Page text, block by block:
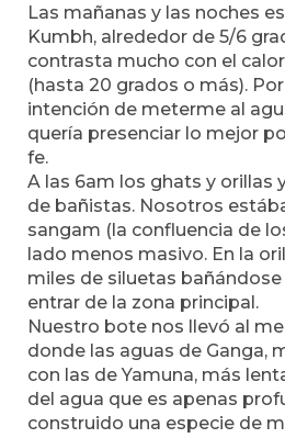
Las mañanas y las noches
Kumbh, alrededor de 5/6
contrasta mucho con el
(hasta 20 grados o más).
intención de meterme al
quería presenciar lo mejor
fe.
A las 6am los ghats y
de bañistas. Nosotros
sangam (la confluencia de
lado menos masivo. En la
miles de siluetas
entrar de la zona principal.
Nuestro bote nos llevó al
donde las aguas de Ganga,
con las de Yamuna, más
del agua que es apenas
construido una especie de